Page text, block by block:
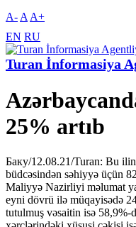
A- A A+
EN RU
Turan İnformasiya
25% artıb
Баку/12.08.21/Turan: Bu ilin
büdcəsindən səhiyyə üçün
Maliyyə Nazirliyi məlumat
eyni dövrü ilə müqayisədə
tutulmuş vəsaitin isə